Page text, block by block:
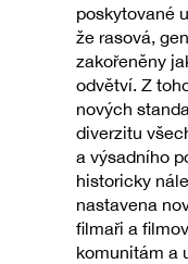
poskytované
že rasová,
zakořeněny
odvětví. Z
nových
diverzitu
a výsadního
historicky
nastavena
filmaři a
komunitám a